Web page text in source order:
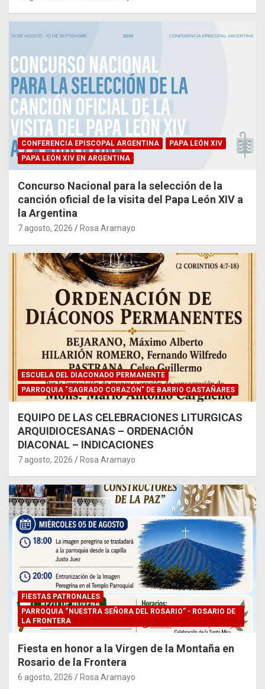
CONFERENCIA EPISCOPAL ARGENTINA
PAPA LEÓN XIV
PAPA LEÓN XIV EN ARGENTINA
Concurso Nacional para la selección de la
canción oficial de la visita del Papa León XIV a
la Argentina
7 agosto, 2026 Rosa Aramayo
ESCUELA DEL DIACONADO PERMANENTE
PARROQUIA "SAGRADO CORAZÓN" DE BARRIO CASTAÑARES
EQUIPO DE LAS CELEBRACIONES LITURGICAS
ARQUIDIOCESANAS – ORDENACIÓN
DIACONAL – INDICACIONES
7 agosto, 2026 Rosa Aramayo
FIESTAS PATRONALES
PARROQUIA “NUESTRA SEÑORA DEL ROSARIO” - ROSARIO DE
LA FRONTERA
Fiesta en honor a la Virgen de la Montaña en
Rosario de la Frontera
6 agosto, 2026 Rosa Aramayo